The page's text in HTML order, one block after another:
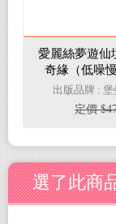
愛麗絲夢遊仙
奇緣（低噪慢
出版品牌 :
定價
選了此商